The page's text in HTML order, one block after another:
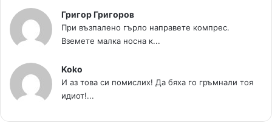
Григор Григоров
При възпалено гърло направете компрес.
Вземете малка носна к...
Koko
И аз това си помислих! Да бяха го гръмнали тоя
идиот!...